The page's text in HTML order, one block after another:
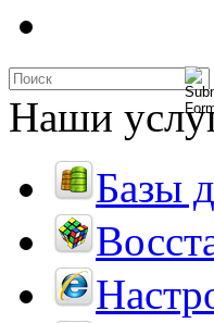
Наши
Базы